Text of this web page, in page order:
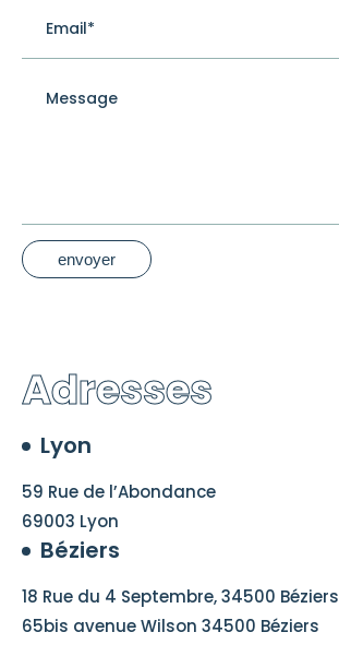
envoyer
Adresses
Lyon
59 Rue de l’Abondance
69003 Lyon
Béziers
18 Rue du 4 Septembre, 34500 Béziers
65bis avenue Wilson 34500 Béziers